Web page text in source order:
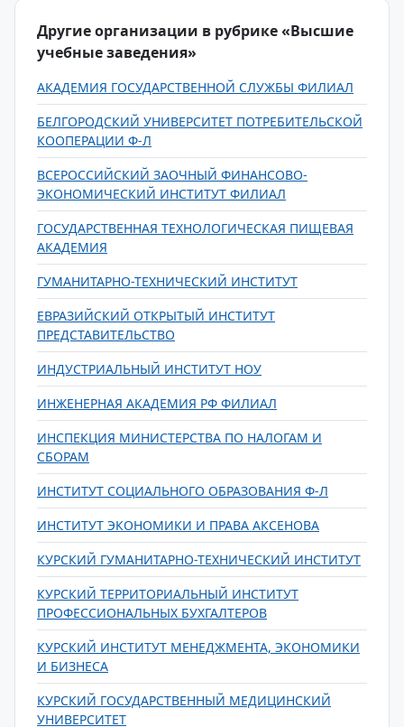
Другие организации в рубрике «Высшие
учебные заведения»
АКАДЕМИЯ ГОСУДАРСТВЕННОЙ СЛУЖБЫ ФИЛИАЛ
БЕЛГОРОДСКИЙ УНИВЕРСИТЕТ ПОТРЕБИТЕЛЬСКОЙ
КООПЕРАЦИИ Ф-Л
ВСЕРОССИЙСКИЙ ЗАОЧНЫЙ ФИНАНСОВО-
ЭКОНОМИЧЕСКИЙ ИНСТИТУТ ФИЛИАЛ
ГОСУДАРСТВЕННАЯ ТЕХНОЛОГИЧЕСКАЯ ПИЩЕВАЯ
АКАДЕМИЯ
ГУМАНИТАРНО-ТЕХНИЧЕСКИЙ ИНСТИТУТ
ЕВРАЗИЙСКИЙ ОТКРЫТЫЙ ИНСТИТУТ
ПРЕДСТАВИТЕЛЬСТВО
ИНДУСТРИАЛЬНЫЙ ИНСТИТУТ НОУ
ИНЖЕНЕРНАЯ АКАДЕМИЯ РФ ФИЛИАЛ
ИНСПЕКЦИЯ МИНИСТЕРСТВА ПО НАЛОГАМ И
СБОРАМ
ИНСТИТУТ СОЦИАЛЬНОГО ОБРАЗОВАНИЯ Ф-Л
ИНСТИТУТ ЭКОНОМИКИ И ПРАВА АКСЕНОВА
КУРСКИЙ ГУМАНИТАРНО-ТЕХНИЧЕСКИЙ ИНСТИТУТ
КУРСКИЙ ТЕРРИТОРИАЛЬНЫЙ ИНСТИТУТ
ПРОФЕССИОНАЛЬНЫХ БУХГАЛТЕРОВ
КУРСКИЙ ИНСТИТУТ МЕНЕДЖМЕНТА, ЭКОНОМИКИ
И БИЗНЕСА
КУРСКИЙ ГОСУДАРСТВЕННЫЙ МЕДИЦИНСКИЙ
УНИВЕРСИТЕТ